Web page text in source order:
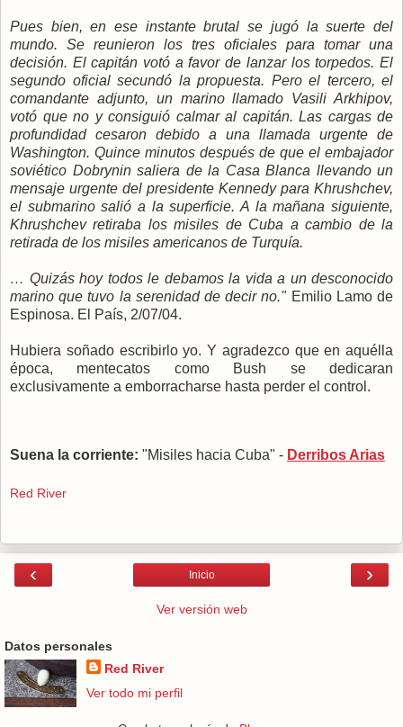
Pues bien, en ese instante brutal se jugó la suerte del
mundo. Se reunieron los tres oficiales para tomar una
decisión. El capitán votó a favor de lanzar los torpedos. El
segundo oficial secundó la propuesta. Pero el tercero, el
comandante adjunto, un marino llamado Vasili Arkhipov,
votó que no y consiguió calmar al capitán. Las cargas de
profundidad cesaron debido a una llamada urgente de
Washington. Quince minutos después de que el embajador
soviético Dobrynin saliera de la Casa Blanca llevando un
mensaje urgente del presidente Kennedy para Khrushchev,
el submarino salió a la superficie. A la mañana siguiente,
Khrushchev retiraba los misiles de Cuba a cambio de la
retirada de los misiles americanos de Turquía.
… Quizás hoy todos le debamos la vida a un desconocido
marino que tuvo la serenidad de decir no."Emilio Lamo de
Espinosa. El País, 2/07/04.
Hubiera soñado escribirlo yo. Y agradezco que en aquélla
época, mentecatos como Bush se dedicaran
exclusivamente a emborracharse hasta perder el control.
Suena la corriente: "Misiles hacia Cuba" - Derribos Arias
Red River
‹ ›
Inicio
Ver versión web
Datos personales
Red River
Ver todo mi perfil